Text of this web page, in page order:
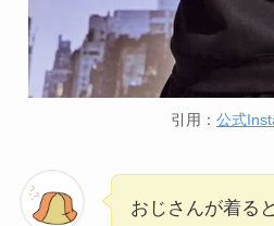
引用： 公式
おじさんが着る